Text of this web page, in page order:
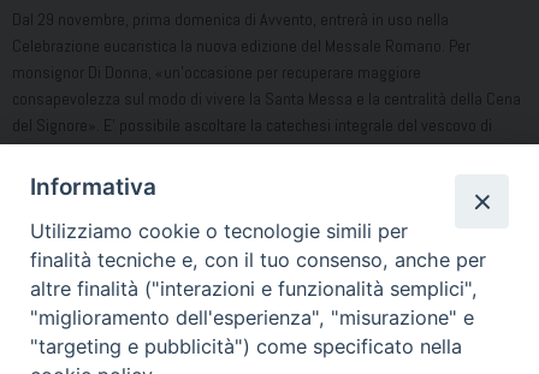
Dal 29 novembre, prima domenica di Avvento, entrerà in uso nella
Celebrazione eucaristica la nuova edizione del Messale Romano. Per
monsignor Di Donna, «un’occasione per recuperare maggiore
consapevolezza sul modo di vivere la Santa Messa e la centralità della Cena
del Signore». E’ possibile ascoltare la catechesi integrale del vescovo di
Acerra sulla nuova edizione del Messale Romano, tenuta lo scorso 23
novembre sul canale YouTube e la pagina Facebook della “Diocesi di Acerra”
(https://www.diocesiacerra.it/catechesi-del-vescovo-sul-padre-nostro)
Le catechesi “in Rete” del vescovo Antonio, per questo tempo di emergenza
sanitaria, erano cominciate il 1 novembre 2020 con una meditazione sulle
«domande forti» dell’esistenza, sul «senso della vita e della morte».
Condividi…
Informativa
Utilizziamo cookie o tecnologie simili per
finalità tecniche e, con il tuo consenso, anche per
altre finalità ("interazioni e funzionalità semplici",
"miglioramento dell'esperienza", "misurazione" e
"targeting e pubblicità") come specificato nella